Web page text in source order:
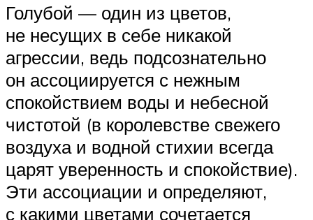
Голубой — один из цветов,
не несущих в себе никакой
агрессии, ведь подсознательно
он ассоциируется с нежным
спокойствием воды и небесной
чистотой (в королевстве свежего
воздуха и водной стихии всегда
царят уверенность и спокойствие).
Эти ассоциации и определяют,
с какими цветами сочетается